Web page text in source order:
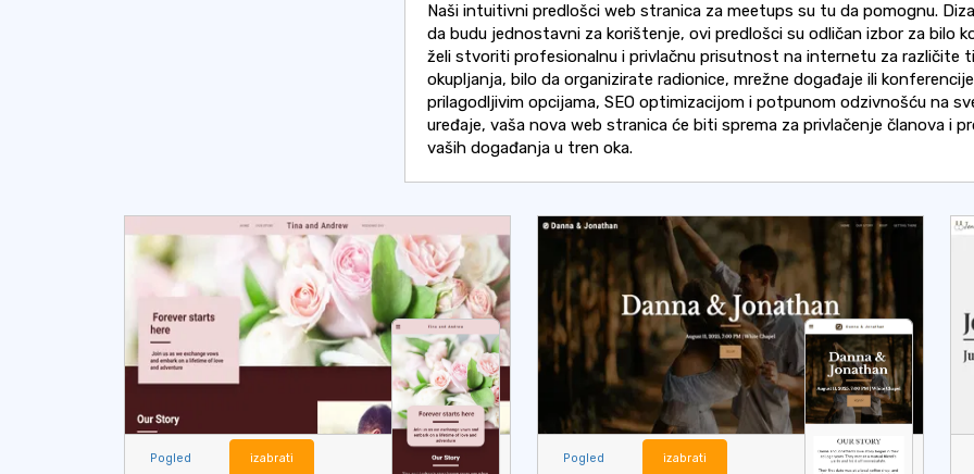
Naši intuitivni predlošci web stranica za meetups su tu da pomognu.
da budu jednostavni za korištenje, ovi predlošci su odličan izbor za bilo
želi stvoriti profesionalnu i privlačnu prisutnost na internetu za različite
okupljanja, bilo da organizirate radionice, mrežne događaje ili
prilagodljivim opcijama, SEO optimizacijom i potpunom odzivnošću na
uređaje, vaša nova web stranica će biti sprema za privlačenje članova i
vaših događanja u tren oka.
Pogled izabrati Pogled izabrati